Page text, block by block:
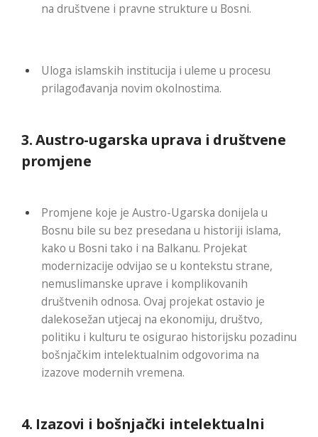
na društvene i pravne strukture u Bosni.
Uloga islamskih institucija i uleme u procesu
prilagođavanja novim okolnostima.
3.Austro-ugarska uprava i društvene
promjene
Promjene koje je Austro-Ugarska donijela u
Bosnu bile su bez presedana u historiji islama,
kako u Bosni tako i na Balkanu. Projekat
modernizacije odvijao se u kontekstu strane,
nemuslimanske uprave i komplikovanih
društvenih odnosa. Ovaj projekat ostavio je
dalekosežan utjecaj na ekonomiju, društvo,
politiku i kulturu te osigurao historijsku pozadinu
bošnjačkim intelektualnim odgovorima na
izazove modernih vremena.
4. Izazovi i bošnjački intelektualni